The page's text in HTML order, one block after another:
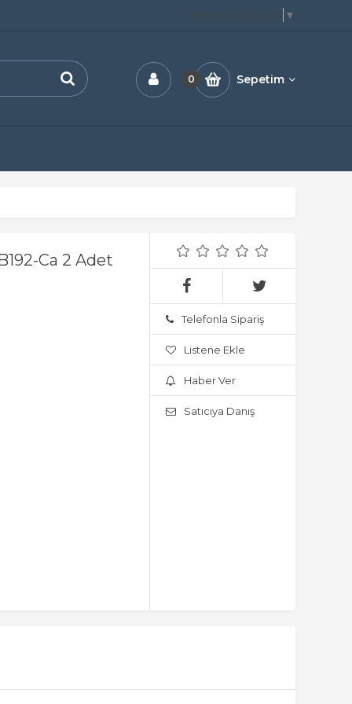
Select Language ▼
0 Sepetim
Ca 2 Adet
Telefonla Sipariş
Listene Ekle
Haber Ver
Satıcıya Danış